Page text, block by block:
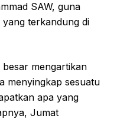
SAW, guna
yang terkandung di
besar mengartikan
menyingkap sesuatu
apa yang
Jumat